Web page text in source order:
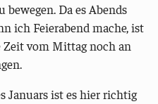
Da es Abends
ich Feierabend mache, ist
Zeit vom Mittag noch an
Januars ist es hier richtig